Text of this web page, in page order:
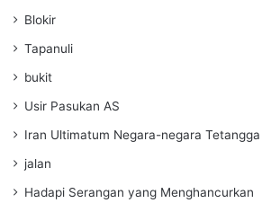
Blokir
Tapanuli
bukit
Usir Pasukan AS
Iran Ultimatum Negara-negara Tetangga
jalan
Hadapi Serangan yang Menghancurkan